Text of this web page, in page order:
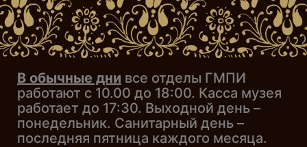
В обычные дни все отделы ГМПИ
работают с 10.00 до 18:00. Касса музея
работает до 17:30. Выходной день –
понедельник. Санитарный день –
последняя пятница каждого месяца.